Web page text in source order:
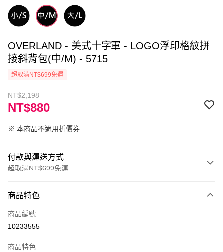
OVERLAND - 美式十字軍 - LOGO浮印格紋拼
接斜背包(中/M) - 5715
超取滿NT$699免運
NT$2,198
NT$880
※ 本商品不適用折價券
付款與運送方式
超取滿NT$699免運
信用卡一次付款
超商取貨付款
商品特色
商品編號
10233555
商品特色